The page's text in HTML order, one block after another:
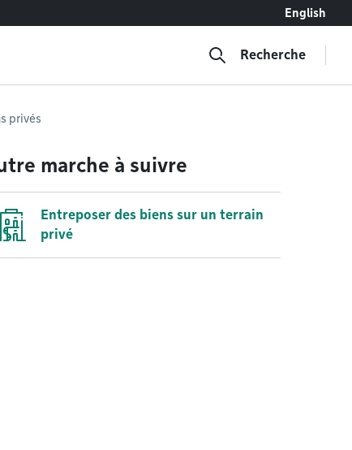
English
Recherche
privés
marche à suivre
Entreposer des biens sur un terrain
privé